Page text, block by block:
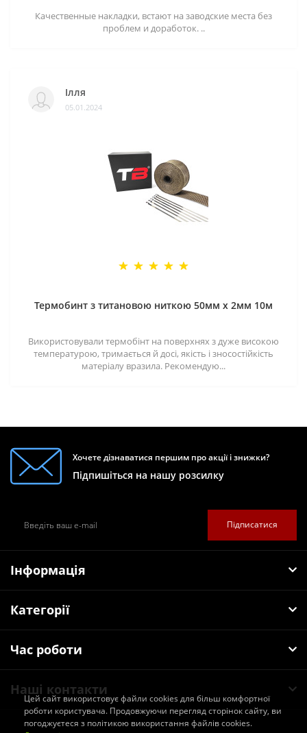
Качественные накладки, встают на заводские места без
проблем и доработок. ..
Ілля
05.01.2024
Термобинт з титановою ниткою 50мм х 2мм 10м
Використовували термобінт на поверхнях з дуже високою
температурою, тримається й досі, якість і зносостійкість
матеріалу вразила. Рекомендую...
Хочете дізнаватися першим про акції і знижки?
Підпишіться на нашу розсилку
Підписатися
Інформація
Категорії
Час роботи
Наші контакти
Цей сайт використовує файли cookies для більш комфортної
роботи користувача. Продовжуючи перегляд сторінок сайту, ви
погоджуєтеся з політикою використання файлів cookies.